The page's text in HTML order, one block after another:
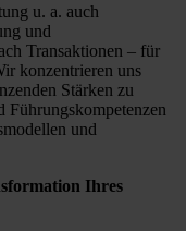
u. a. auch
und
Transaktionen – für
konzentrieren uns
Stärken zu
und
Ihres